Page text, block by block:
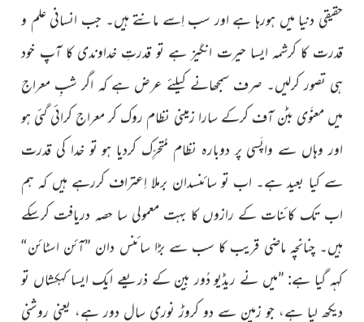
حقیقی دنیا میں ہورہا ہے اور سب اِسے مانتے ہیں۔ جب انسانی علم و
قدرت کا کرشمہ ایسا حیرت انگیز ہے تو قدرتِ خداوندی کا آپ خود
ہی تصور کرلیں۔ صرف سمجھانے کیلئے عرض ہے کہ اگر شبِ معراج
میں معنَوی بٹن آف کرکے سارا زمینی نظام روک کر معراج کرائی گئی ہو
اور وہاں سے واپَسی پر دوبارہ نظام مُتحرِّک کردیا ہو تو خدا کی قدرت
سے کیا بعید ہے۔ اب تو سائنسدان برملا اِعتراف کررہے ہیں کہ ہم
اب تک کائنات کے رازوں کا بہت معمولی سا حصہ دریافت کرسکے
ہیں۔ چنانچہ ماضی قریب کا سب سے بڑا سائنس دان ”آئن اسٹائن“
کہہ گیا ہے: ”میں نے ریڈیو دُور بِین کے ذریعے ایک ایسا کہکشاں تو
دیکھ لیا ہے، جو زمین سے دو کروڑ نوری سال دور ہے، یعنی روشنی